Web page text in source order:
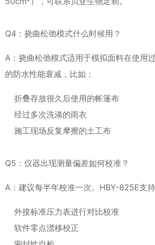
Q4：挠曲松弛模式什么时候用？
A：挠曲松弛模式适用于模拟面料在使用
的防水性能衰减，比如：
折叠存放很久后使用的帐篷布
经过多次洗涤的雨衣
施工现场反复摩擦的土工布
Q5：仪器出现测量偏差如何校准？
A：建议每半年校准一次。HBY-825E支持
外接标准压力表进行对比校准
软件零点漂移校正